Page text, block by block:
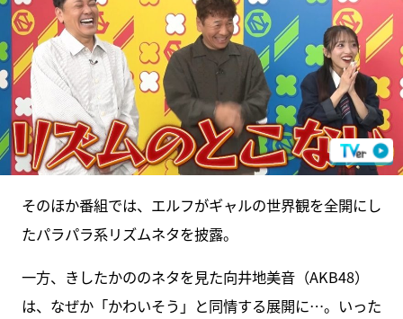
そのほか番組では、エルフがギャルの世界観を全開にし
たパラパラ系リズムネタを披露。
一方、きしたかののネタを見た向井地美音（AKB48）
は、なぜか「かわいそう」と同情する展開に…。いった